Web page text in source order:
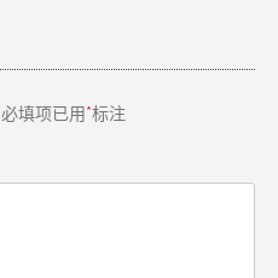
必填项已用*标注